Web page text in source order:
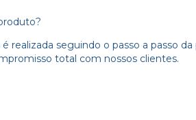
realizada seguindo o passo a passo
total com nossos clientes.